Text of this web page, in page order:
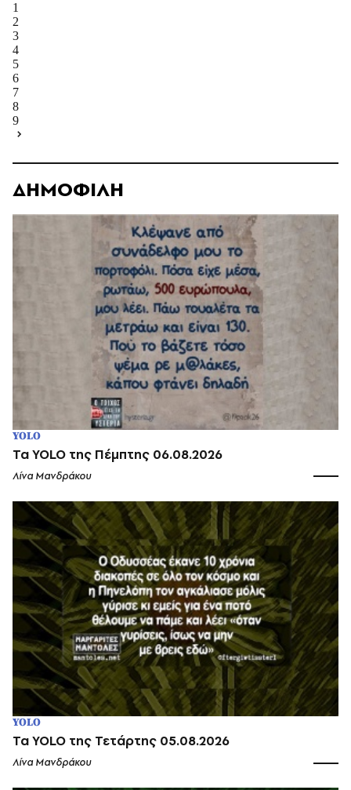
1
2
3
4
5
6
7
8
9
ΔΗΜΟΦΙΛΗ
YOLO
Τα YOLO της Πέμπτης 06.08.2026
Λίνα Μανδράκου
YOLO
Τα YOLO της Τετάρτης 05.08.2026
Λίνα Μανδράκου